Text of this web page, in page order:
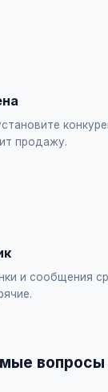
продажу.
и сообщения
вопросы